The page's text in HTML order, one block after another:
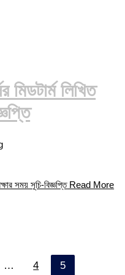
লিখিত
সময় সূচি-বিজ্ঞপ্তিRead More
… 4 5